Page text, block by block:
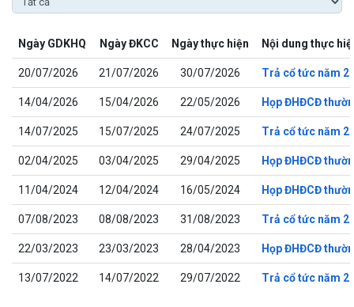
Ngày GDKHQ Ngày ĐKCC Ngày thực hiện Nội dung thực
20/07/2026 21/07/2026 30/07/2026 Trả cổ tức năm
14/04/2026 15/04/2026 22/05/2026 Họp ĐHĐCĐ
14/07/2025 15/07/2025 24/07/2025 Trả cổ tức năm
02/04/2025 03/04/2025 29/04/2025 Họp ĐHĐCĐ
11/04/2024 12/04/2024 16/05/2024 Họp ĐHĐCĐ
07/08/2023 08/08/2023 31/08/2023 Trả cổ tức năm
22/03/2023 23/03/2023 28/04/2023 Họp ĐHĐCĐ
13/07/2022 14/07/2022 29/07/2022 Trả cổ tức năm